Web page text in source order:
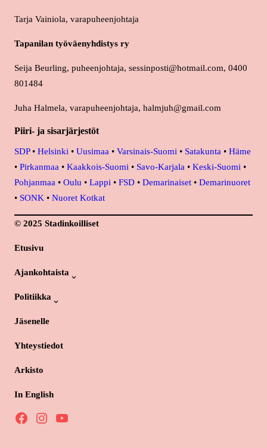
Tarja Vainiola, varapuheenjohtaja
Tapanilan työväenyhdistys ry
Seija Beurling, puheenjohtaja, sessinposti@hotmail.com, 0400
801484
Juha Halmela, varapuheenjohtaja, halmjuh@gmail.com
Piiri- ja sisarjärjestöt
SDP• Helsinki • Uusimaa • Varsinais-Suomi • Satakunta • Häme
• Pirkanmaa • Kaakkois-Suomi • Savo-Karjala • Keski-Suomi •
Pohjanmaa • Oulu • Lappi • FSD • Demarinaiset • Demarinuoret
• SONK • Nuoret Kotkat
© 2025 Stadinkoilliset
Etusivu
Ajankohtaista
Politiikka
Jäsenelle
Yhteystiedot
Arkisto
In English
Facebook Instagram YouTube